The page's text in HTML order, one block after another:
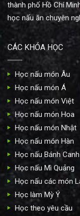
thành phố Hồ Chí
học nấu ăn chuyên
CÁC KHÓA HỌC
Học nấu món Âu
Học nấu món Á
Học nấu món Việt
Học nấu món Hoa
Học nấu món Nhật
Học nấu món Hàn
Học nấu Bánh Canh
Học nấu Mì Quảng
Học nấu các món
Học làm Mỳ Ý
Học theo yêu cầu